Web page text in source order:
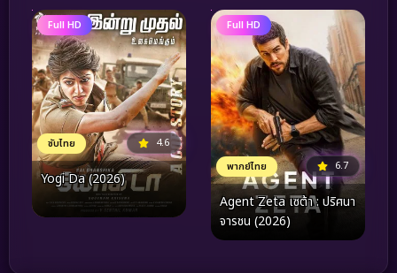
Full HD
ซับไทย 4.6
Yogi Da (2026)
Full HD
พากย์ไทย 6.7
Agent Zeta เซต้า : ปริศนา
จารชน (2026)